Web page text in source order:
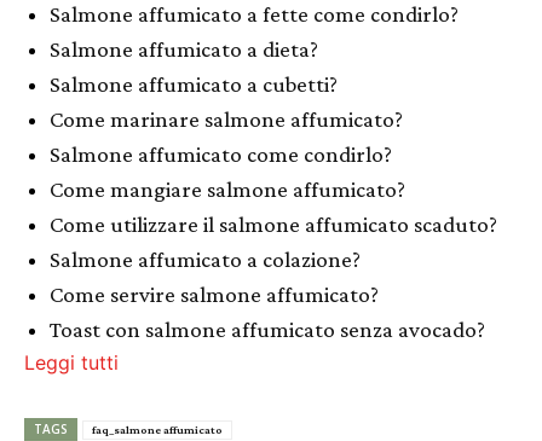
Salmone affumicato a fette come condirlo?
Salmone affumicato a dieta?
Salmone affumicato a cubetti?
Come marinare salmone affumicato?
Salmone affumicato come condirlo?
Come mangiare salmone affumicato?
Come utilizzare il salmone affumicato scaduto?
Salmone affumicato a colazione?
Come servire salmone affumicato?
Toast con salmone affumicato senza avocado?
Leggi tutti
TAGS faq_salmone affumicato